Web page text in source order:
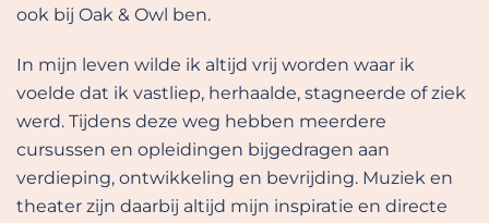
ook bij Oak & Owl ben.
In mijn leven wilde ik altijd vrij worden waar ik
voelde dat ik vastliep, herhaalde, stagneerde of ziek
werd. Tijdens deze weg hebben meerdere
cursussen en opleidingen bijgedragen aan
verdieping, ontwikkeling en bevrijding. Muziek en
theater zijn daarbij altijd mijn inspiratie en directe